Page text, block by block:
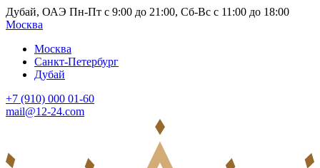
Дубай, ОАЭ Пн-Пт с 9:00 до 21:00, Сб-Вс с 11:00 до 18:00
Москва
Москва
Санкт-Петербург
Дубай
+7 (910) 000 01-60
mail@12-24.com